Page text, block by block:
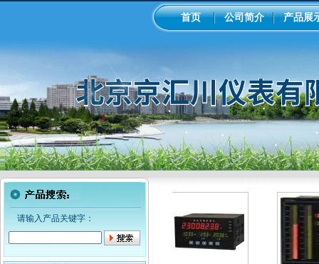
首页 公司简介 产品展
请输入产品关键字：